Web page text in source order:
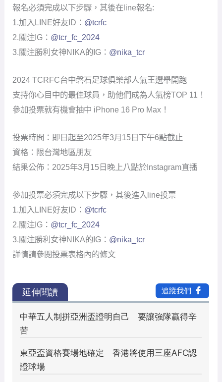
報名必須完成以下步驟，其後在line報名:
1.加入LINE好友ID： @tcrfc
2.關注IG： @tcr_fc_2024
3.關注勝利女神NIKA的IG： @nika_tcr
2024 TCRFC台中磐石足球俱樂部人氣王選舉開跑
支持你心目中的最佳球員，助他們成為人氣榜TOP 11！
參加投票就有機會抽中 iPhone 16 Pro Max！
投票時間：即日起至2025年3月15日下午6點截止
資格：限台灣地區朋友
結果公佈：2025年3月15日晚上八點於Instagram直播
參加投票必須完成以下步驟，其後進入line投票
1.加入LINE好友ID： @tcrfc
2.關注IG： @tcr_fc_2024
3.關注勝利女神NIKA的IG： @nika_tcr
詳情請參閱投票表格內的條文